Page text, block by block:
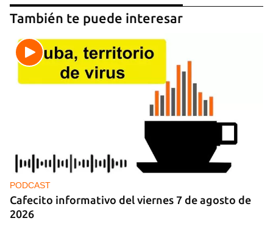
También te puede interesar
PODCAST
Cafecito informativo del viernes 7 de agosto de
2026